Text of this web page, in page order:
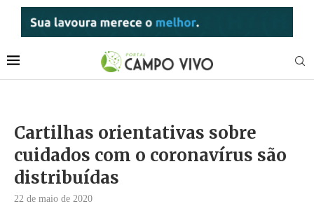
Cartilhas orientativas sobre
cuidados com o coronavírus são
distribuídas
22 de maio de 2020